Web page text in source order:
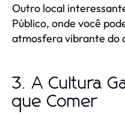
Outro local
Público, onde você
atmosfera vibrante do
3. A Cultura
que Comer